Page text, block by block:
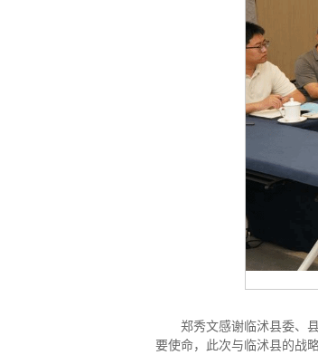
郑秀文感谢临沭县委、
要使命，此次与临沭县的战